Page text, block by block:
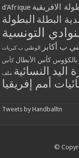
d'Afrique الافريقية
البطلة البطولة
التونسية
ب أكابر الوطني ب كبريات
بالكؤوس كأس الأبطال كأس
اليد النسائية ملف
أمم إفريقيا
Tweets by Handballtn
©